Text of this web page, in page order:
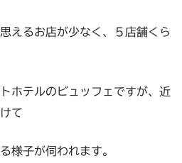
えるお店が少なく、５店舗くら
ホテルのビュッフェですが、近
て
様子が伺われます。